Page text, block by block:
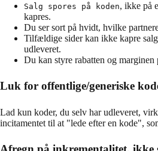
Salg spores på koden, ikke på
kapres.
Du ser sort på hvidt, hvilke
Tilfældige sider kan ikke kapre
udleveret.
Du kan styre rabatten og marginen
Luk for offentlige/generiske
Lad kun koder, du selv har udleveret,
incitamentet til at "lede efter en kode",